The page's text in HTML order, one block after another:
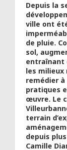
Depuis la
ville ont
de pluie.
sol,
entraînant
les milieux
remédier
pratiques
œuvre. Le
terrain
depuis
Camille